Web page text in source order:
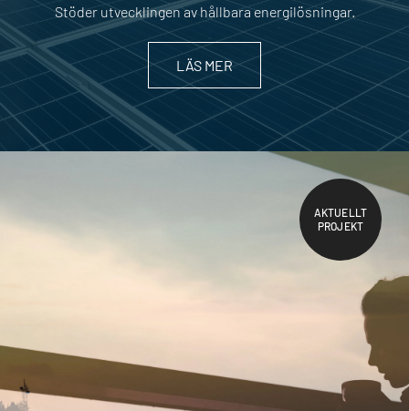
Stöder utvecklingen av hållbara energilösningar.
LÄS MER
AKTUELLT
PROJEKT